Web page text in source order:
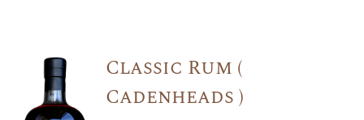
Classic Rum (
Cadenheads )